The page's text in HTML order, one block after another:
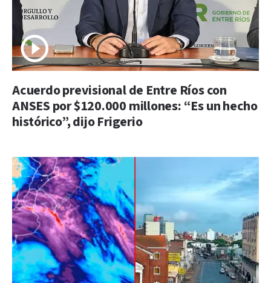
Acuerdo previsional de Entre Ríos con
ANSES por $120.000 millones: “Es un hecho
histórico”, dijo Frigerio